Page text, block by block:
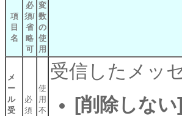
項
目
名
必
須/
省
略
可
変
数
の
使
用
メ
ー
ル
受
必
須
使
用
不
受信したメッ
[削除しない]